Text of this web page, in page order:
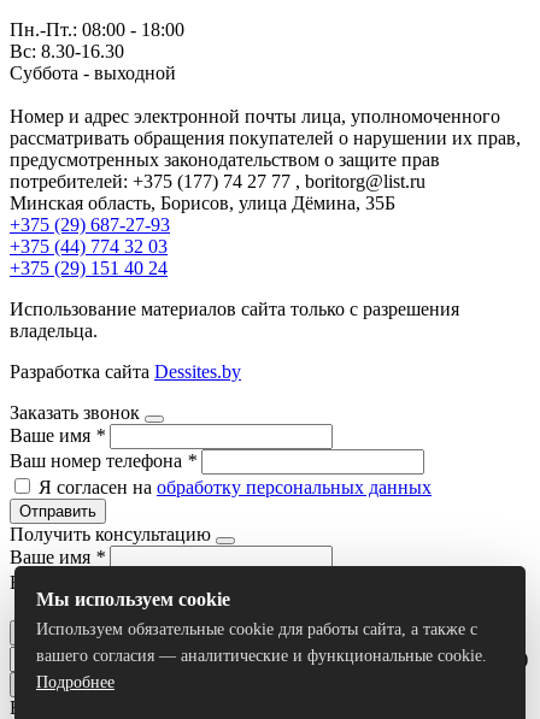
Пн.-Пт.: 08:00 - 18:00
Вс: 8.30-16.30
Суббота - выходной
Номер и адрес электронной почты лица, уполномоченного
рассматривать обращения покупателей о нарушении их прав,
предусмотренных законодательством о защите прав
потребителей: +375 (177) 74 27 77 , boritorg@list.ru
Минская область, Борисов, улица Дёмина, 35Б
+375 (29) 687-27-93
+375 (44) 774 32 03
+375 (29) 151 40 24
Использование материалов сайта только с разрешения
владельца.
Разработка сайта Dessites.by
Заказать звонок
Ваше имя *
Ваш номер телефона *
Я согласен на обработку персональных данных
Отправить
Получить консультацию
Ваше имя *
Ваш номер телефона
Я согласен наобработку персональных данных
Отправить
Умный поиск(тестовый режим)
Все результаты
Мы используем cookie
Используем обязательные cookie для работы сайта, а также с
вашего согласия — аналитические и функциональные cookie.
Подробнее